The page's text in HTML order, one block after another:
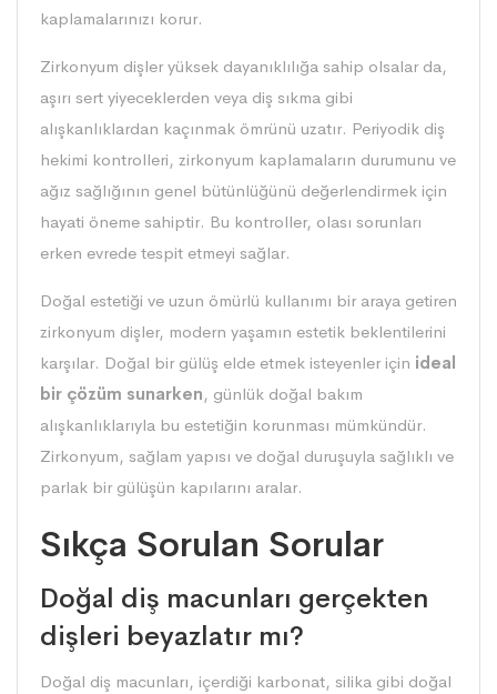
kaplamalarınızı korur.
Zirkonyum dişler yüksek dayanıklılığa sahip olsalar da,
aşırı sert yiyeceklerden veya diş sıkma gibi
alışkanlıklardan kaçınmak ömrünü uzatır. Periyodik diş
hekimi kontrolleri, zirkonyum kaplamaların durumunu ve
ağız sağlığının genel bütünlüğünü değerlendirmek için
hayati öneme sahiptir. Bu kontroller, olası sorunları
erken evrede tespit etmeyi sağlar.
Doğal estetiği ve uzun ömürlü kullanımı bir araya getiren
zirkonyum dişler, modern yaşamın estetik beklentilerini
karşılar. Doğal bir gülüş elde etmek isteyenler için ideal
bir çözüm sunarken, günlük doğal bakım
alışkanlıklarıyla bu estetiğin korunması mümkündür.
Zirkonyum, sağlam yapısı ve doğal duruşuyla sağlıklı ve
parlak bir gülüşün kapılarını aralar.
Sıkça Sorulan Sorular
Doğal diş macunları gerçekten
dişleri beyazlatır mı?
Doğal diş macunları, içerdiği karbonat, silika gibi doğal